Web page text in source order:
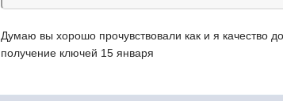
Думаю вы хорошо прочувствовали как и я качество
получение ключей 15 января